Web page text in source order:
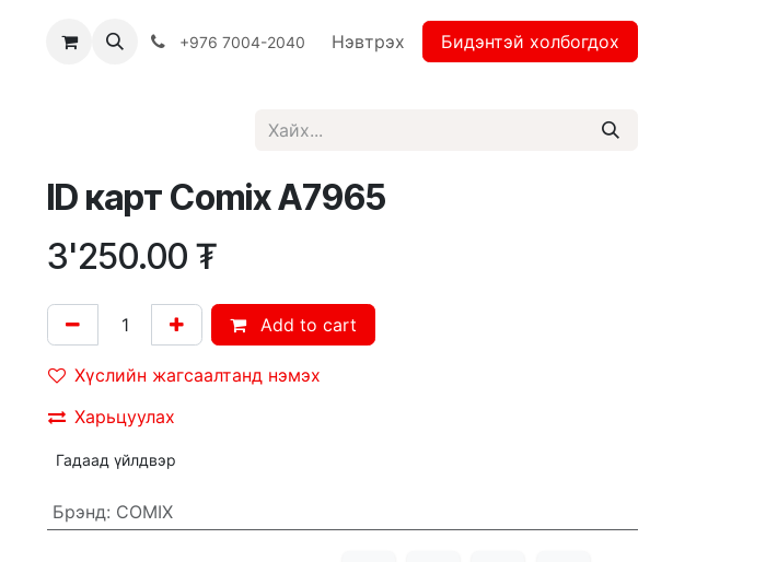
Хямдрал ♻️ Эко шогол+976 7004-2040 Нэвтрэх Бидэнтэй холбогдох
ID карт Comix A7965
3'250.00 ₮
Add to cart
Хүслийн жагсаалтанд нэмэх
Харьцуулах
Гадаад үйлдвэр
Брэнд: COMIX